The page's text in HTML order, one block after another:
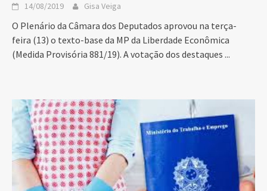
14/08/2019 Gisa Veiga
O Plenário da Câmara dos Deputados aprovou na terça-
feira (13) o texto-base da MP da Liberdade Econômica
(Medida Provisória 881/19). A votação dos destaques ...